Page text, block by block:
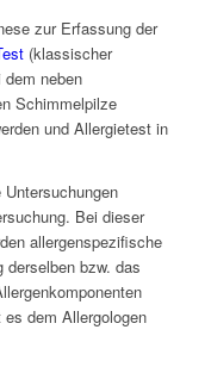
zur Erfassung der
(klassischer
neben
Schimmelpilze
und Allergietest in
Bei dieser
allergenspezifische
derselben bzw. das
dem Allergologen